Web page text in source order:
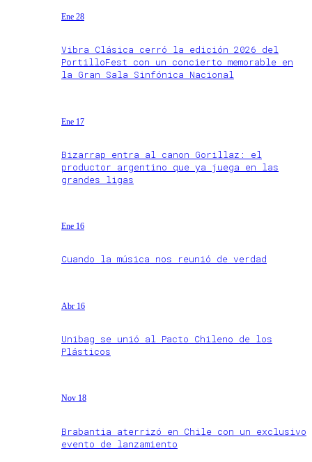
Ene 28
Vibra Clásica cerró la edición 2026 del
PortilloFest con un concierto memorable en
la Gran Sala Sinfónica Nacional
Ene 17
Bizarrap entra al canon Gorillaz: el
productor argentino que ya juega en las
grandes ligas
Ene 16
Cuando la música nos reunió de verdad
Abr 16
Unibag se unió al Pacto Chileno de los
Plásticos
Nov 18
Brabantia aterrizó en Chile con un exclusivo
evento de lanzamiento